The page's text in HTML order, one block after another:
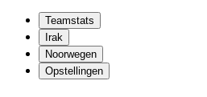
Teamstats
Irak
Noorwegen
Opstellingen